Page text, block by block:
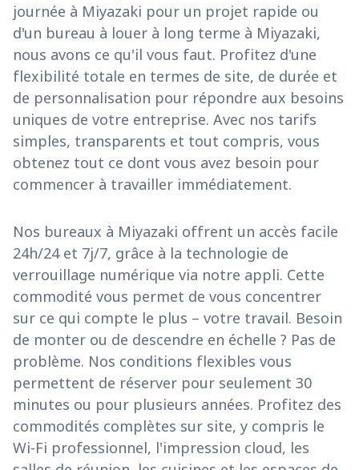
journée à Miyazaki pour un projet rapide ou
d'un bureau à louer à long terme à Miyazaki,
nous avons ce qu'il vous faut. Profitez d'une
flexibilité totale en termes de site, de durée et
de personnalisation pour répondre aux besoins
uniques de votre entreprise. Avec nos tarifs
simples, transparents et tout compris, vous
obtenez tout ce dont vous avez besoin pour
commencer à travailler immédiatement.
Nos bureaux à Miyazaki offrent un accès facile
24h/24 et 7j/7, grâce à la technologie de
verrouillage numérique via notre appli. Cette
commodité vous permet de vous concentrer
sur ce qui compte le plus – votre travail. Besoin
de monter ou de descendre en échelle ? Pas de
problème. Nos conditions flexibles vous
permettent de réserver pour seulement 30
minutes ou pour plusieurs années. Profitez des
commodités complètes sur site, y compris le
Wi-Fi professionnel, l'impression cloud, les